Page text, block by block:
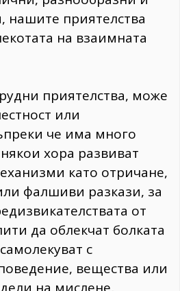
нашите приятелства
на взаимната
приятелства, може
или
че има много
хора развиват
като отричане,
фалшиви разкази, за
от
да облекчат болката
с
вещества или